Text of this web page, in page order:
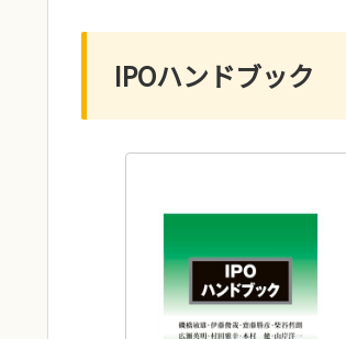
IPOハンドブック